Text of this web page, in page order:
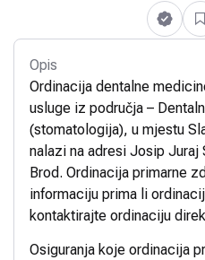
Opis
Ordinacija dentalne
usluge iz područja –
(stomatologija), u mjestu
nalazi na adresi Josip Juraj
Brod. Ordinacija primarne
informaciju prima li
kontaktirajte ordinaciju
Osiguranja koje ordinacija